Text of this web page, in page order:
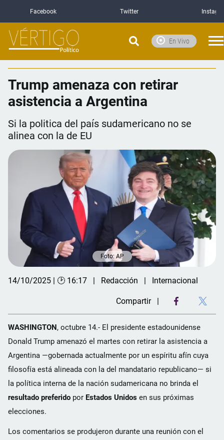
Facebook Twitter
En Vivo
Trump amenaza con retirar
asistencia a Argentina
Si la politica del país sudamericano no se
alinea con la de EU
Foto: AP
14/10/2025 | 🕑 16:17 Redacción Internacional
Compartir
WASHINGTON, octubre 14.- El presidente estadounidense
Donald Trump amenazó el martes con retirar la asistencia a
Argentina —gobernada actualmente por un espíritu afín cuya
filosofía está alineada con la del mandatario republicano— si
la política interna de la nación sudamericana no brinda el
resultado preferido por Estados Unidos en sus próximas
elecciones.
Los comentarios se produjeron durante una reunión con el